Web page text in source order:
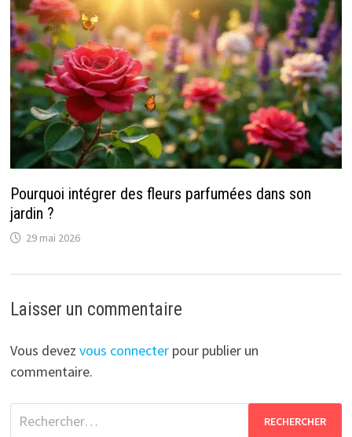
Pourquoi intégrer des fleurs parfumées dans son
jardin ?
29 mai 2026
Laisser un commentaire
Vous devez vous connecterpour publier un
commentaire.
Rechercher :